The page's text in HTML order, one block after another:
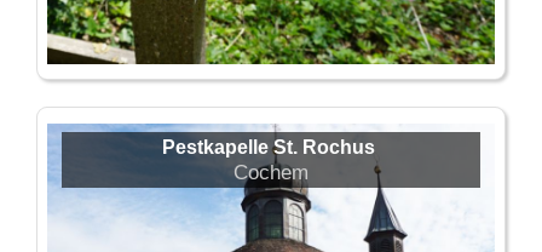
Pestkapelle St. Rochus
Cochem